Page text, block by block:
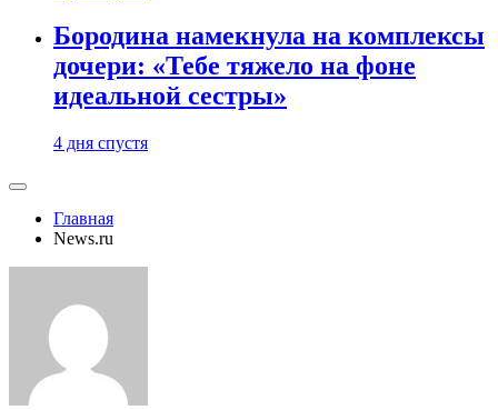
Бородина намекнула на комплексы
дочери: «Тебе тяжело на фоне
идеальной сестры»
4 дня спустя
Главная
News.ru